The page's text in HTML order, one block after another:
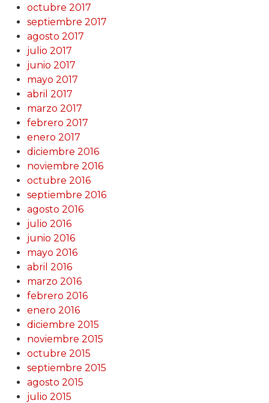
octubre 2017
septiembre 2017
agosto 2017
julio 2017
junio 2017
mayo 2017
abril 2017
marzo 2017
febrero 2017
enero 2017
diciembre 2016
noviembre 2016
octubre 2016
septiembre 2016
agosto 2016
julio 2016
junio 2016
mayo 2016
abril 2016
marzo 2016
febrero 2016
enero 2016
diciembre 2015
noviembre 2015
octubre 2015
septiembre 2015
agosto 2015
julio 2015